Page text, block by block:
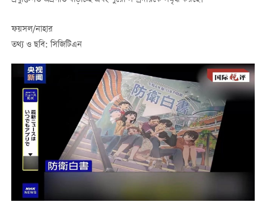
ফয়সল/নাহার
তথ্য ও ছবি: সিজিটিএন